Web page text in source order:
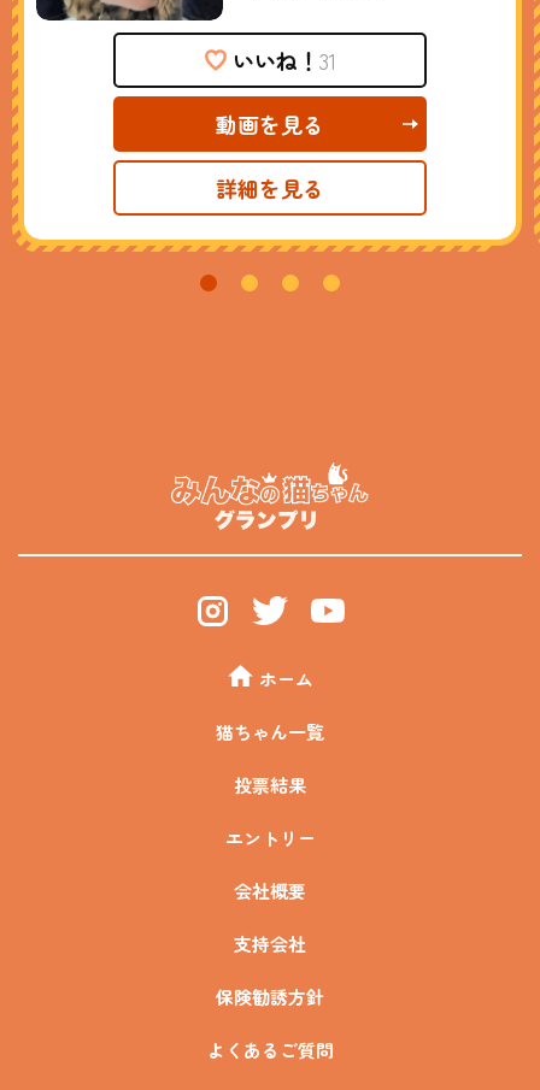
いいね！ 31
動画を見る
詳細を見る
ホーム
猫ちゃん一覧
投票結果
エントリー
会社概要
支持会社
保険勧誘方針
よくあるご質問